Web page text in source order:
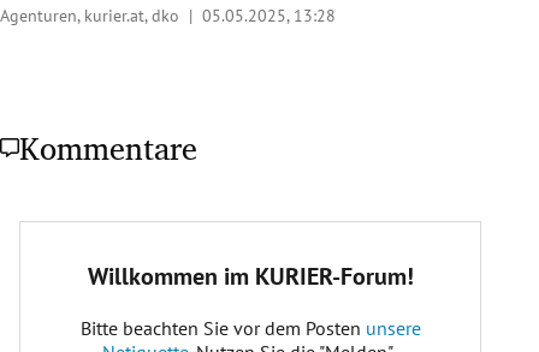
Agenturen, kurier.at, dko | 05.05.2025, 13:28
Kommentare